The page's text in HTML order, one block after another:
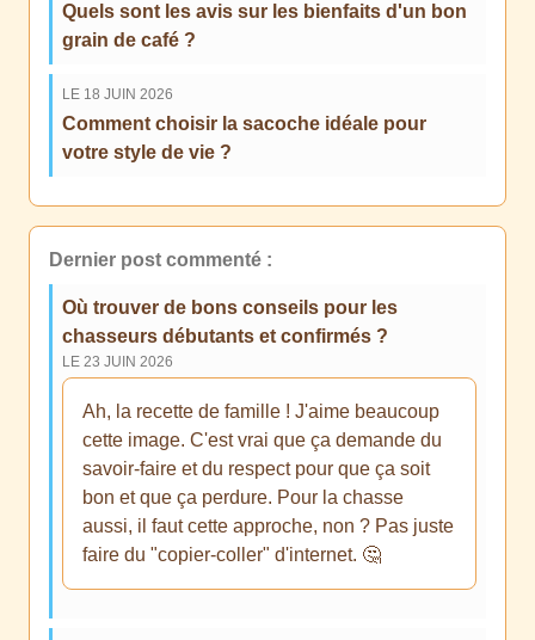
Quels sont les avis sur les bienfaits d'un bon
grain de café ?
LE 18 JUIN 2026
Comment choisir la sacoche idéale pour
votre style de vie ?
Dernier post commenté :
Où trouver de bons conseils pour les
chasseurs débutants et confirmés ?
LE 23 JUIN 2026
Ah, la recette de famille ! J'aime beaucoup
cette image. C'est vrai que ça demande du
savoir-faire et du respect pour que ça soit
bon et que ça perdure. Pour la chasse
aussi, il faut cette approche, non ? Pas juste
faire du "copier-coller" d'internet. 🤔